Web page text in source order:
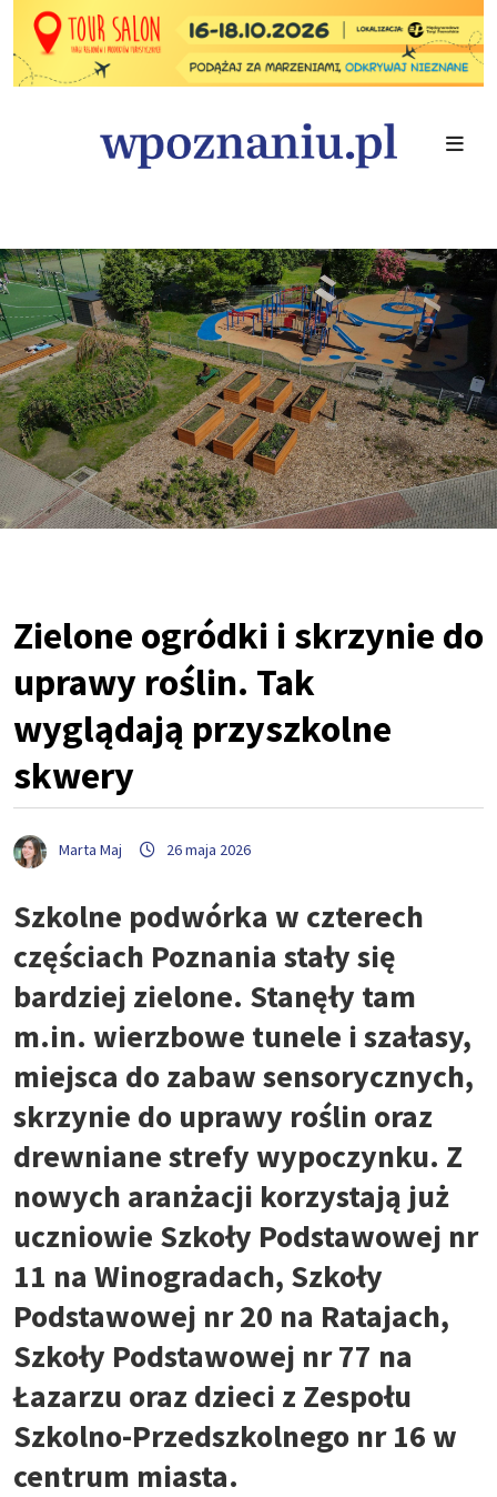
Zielone ogródki i skrzynie do
uprawy roślin. Tak
wyglądają przyszkolne
skwery
Marta Maj 26 maja 2026
Szkolne podwórka w czterech
częściach Poznania stały się
bardziej zielone. Stanęły tam
m.in. wierzbowe tunele i szałasy,
miejsca do zabaw sensorycznych,
skrzynie do uprawy roślin oraz
drewniane strefy wypoczynku. Z
nowych aranżacji korzystają już
uczniowie Szkoły Podstawowej nr
11 na Winogradach, Szkoły
Podstawowej nr 20 na Ratajach,
Szkoły Podstawowej nr 77 na
Łazarzu oraz dzieci z Zespołu
Szkolno-Przedszkolnego nr 16 w
centrum miasta.